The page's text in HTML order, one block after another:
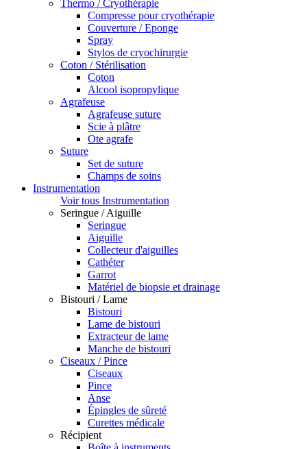
Thermo / Cryothérapie
Compresse pour cryothérapie
Couverture / Eponge
Spray
Stylos de cryochirurgie
Coton / Stérilisation
Coton
Alcool isopropylique
Agrafeuse
Agrafeuse suture
Scie à plâtre
Ote agrafe
Suture
Set de suture
Champs de soins
Instrumentation
Voir tous Instrumentation
Seringue / Aiguille
Seringue
Aiguille
Collecteur d'aiguilles
Cathéter
Garrot
Matériel de biopsie et drainage
Bistouri / Lame
Bistouri
Lame de bistouri
Extracteur de lame
Manche de bistouri
Ciseaux / Pince
Ciseaux
Pince
Anse
Épingles de sûreté
Curettes médicale
Récipient